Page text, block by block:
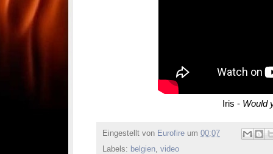
Iris - Would
Eingestellt von Eurofire um 00:07
Labels: belgien, video